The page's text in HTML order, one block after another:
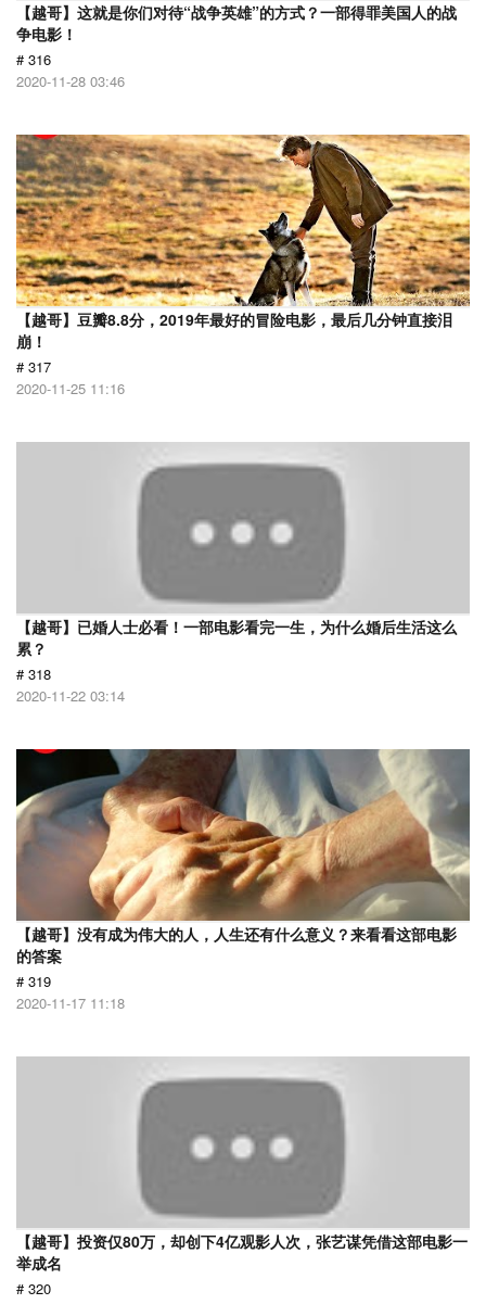
【越哥】这就是你们对待“战争英雄”的方式？一部得罪美国人的战
争电影！
# 316
2020-11-28 03:46
【越哥】豆瓣8.8分，2019年最好的冒险电影，最后几分钟直接泪
崩！
# 317
2020-11-25 11:16
【越哥】已婚人士必看！一部电影看完一生，为什么婚后生活这么
累？
# 318
2020-11-22 03:14
【越哥】没有成为伟大的人，人生还有什么意义？来看看这部电影
的答案
# 319
2020-11-17 11:18
【越哥】投资仅80万，却创下4亿观影人次，张艺谋凭借这部电影一
举成名
# 320